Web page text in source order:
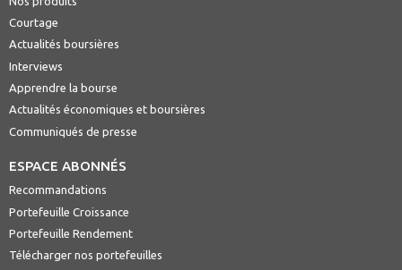
Courtage
Actualités boursières
Interviews
Apprendre la bourse
Actualités économiques et boursières
Communiqués de presse
ESPACE ABONNÉS
Recommandations
Portefeuille Croissance
Portefeuille Rendement
Télécharger nos portefeuilles